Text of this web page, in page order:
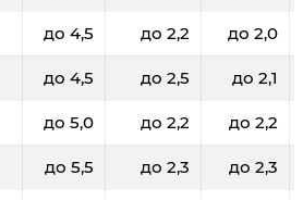
до 4,5 до 2,2 до 2,0
до 4,5 до 2,5 до 2,1
до 5,0 до 2,2 до 2,2
до 5,5 до 2,3 до 2,3